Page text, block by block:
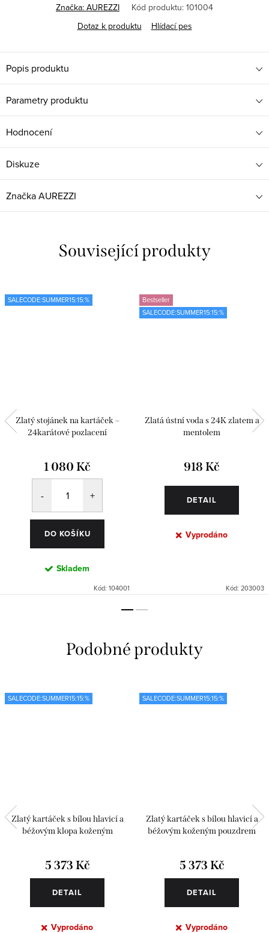
Značka: AUREZZI Kód produktu: 101004
Dotaz k produktu
Hlídací pes
Popis produktu
Parametry produktu
Hodnocení
Diskuze
ZnačkaAUREZZI
Související produkty
SALECODE:SUMMER15:15:%
Zlatý stojánek na kartáček –
24karátové pozlacení
1 080 Kč
DO KOŠÍKU
Skladem
Kód: 104001
Bestseller
SALECODE:SUMMER15:15:%
Zlatá ústní voda s 24K zlatem a
mentolem
918 Kč
DETAIL
Vyprodáno
Kód: 203003
SALECODE:SUMMER15:15:%
Zlatý kartáček s bílou hlavicí a
béžovým klopa koženým
5 373 Kč
DETAIL
Vyprodáno
SALECODE:SUMMER15:15:%
Zlatý kartáček s bílou hlavicí a
béžovým koženým pouzdrem
5 373 Kč
DETAIL
Vyprodáno